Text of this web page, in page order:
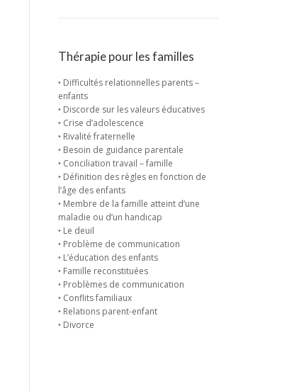
Thérapie pour les familles
‣ Difficultés relationnelles parents –
enfants
‣ Discorde sur les valeurs éducatives
‣ Crise d’adolescence
‣ Rivalité fraternelle
‣ Besoin de guidance parentale
‣ Conciliation travail – famille
‣ Définition des règles en fonction de
l’âge des enfants
‣ Membre de la famille atteint d’une
maladie ou d’un handicap
‣ Le deuil
‣ Problème de communication
‣ L’éducation des enfants
‣ Famille reconstituées
‣ Problèmes de communication
‣ Conflits familiaux
‣ Relations parent-enfant
‣ Divorce